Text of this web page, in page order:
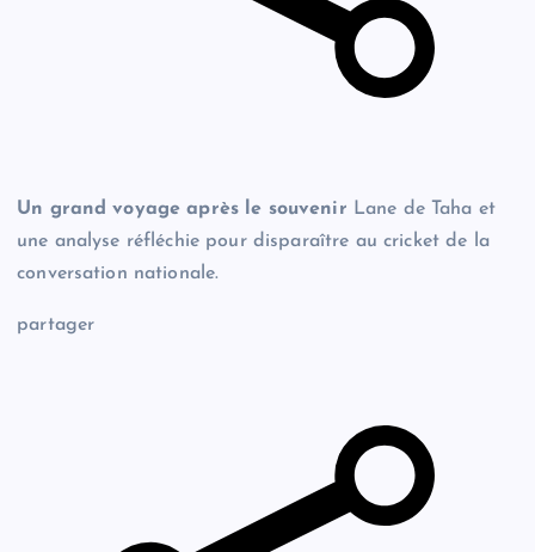
Un grand voyage après le souvenir Lane de Taha et
une analyse réfléchie pour disparaître au cricket de la
conversation nationale.
partager